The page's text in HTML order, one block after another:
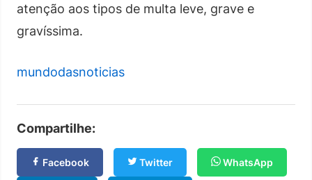
atenção aos tipos de multa leve, grave e
gravíssima.
mundodasnoticias
Compartilhe:
Facebook Twitter WhatsApp